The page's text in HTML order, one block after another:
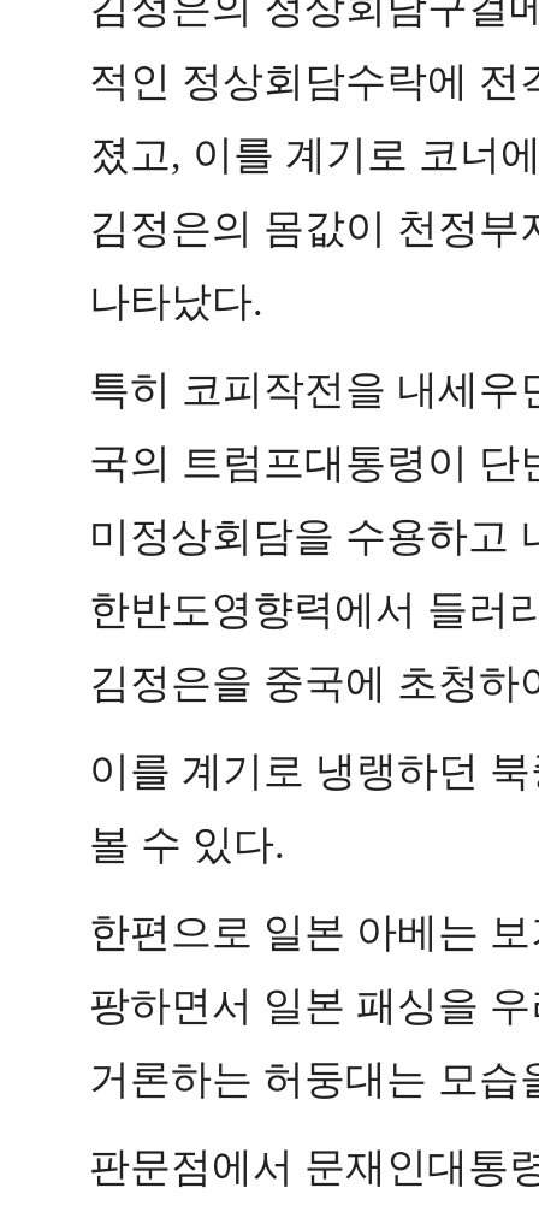
적인 정상회담수락에
졌고, 이를 계기로 코너
김정은의 몸값이 천정
나타났다.
특히 코피작전을 내세
국의 트럼프대통령이 단
미정상회담을 수용하고
한반도영향력에서 들러
김정은을 중국에 초청
이를 계기로 냉랭하던
볼 수 있다.
한편으로 일본 아베는
팡하면서 일본 패싱을
거론하는 허둥대는 모습
판문점에서 문재인대통